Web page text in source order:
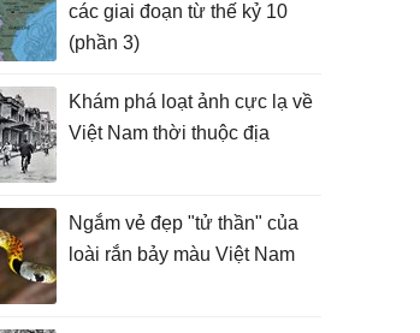
các giai đoạn từ thế kỷ 10
(phần 3)
Khám phá loạt ảnh cực lạ về
Việt Nam thời thuộc địa
Ngắm vẻ đẹp "tử thần" của
loài rắn bảy màu Việt Nam